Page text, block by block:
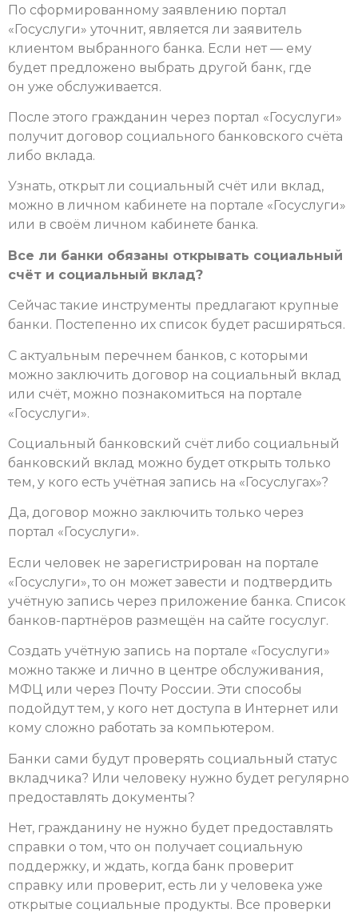
По сформированному заявлению портал
«Госуслуги» уточнит, является ли заявитель
клиентом выбранного банка. Если нет — ему
будет предложено выб­рать другой банк, где
он уже обслуживается.
После этого гражданин через портал «Госуслуги»
получит договор социального банковского счёта
либо вклада.
Узнать, открыт ли социальный счёт или вклад,
можно в личном кабинете на портале «Госуслуги»
или в своём личном кабинете банка.
Все ли банки обязаны открывать социальный
счёт и социальный вклад?
Сейчас такие инструменты предлагают крупные
банки. Постепенно их список будет расширяться.
С актуальным перечнем банков, с которыми
можно заключить договор на социальный вклад
или счёт, можно познакомиться на портале
«Госуcлуги».
Социальный банковский счёт либо социальный
банковский вклад можно будет открыть только
тем, у кого есть учётная запись на «Госуслугах»?
Да, договор можно заключить только через
портал «Госуслуги».
Если человек не зарегистрирован на портале
«Госуслуги», то он может завести и подтвердить
учётную запись через приложение банка. Список
банков-партнёров размещён на сайте госуслуг.
Создать учётную запись на портале «Госуслуги»
можно также и лично в центре обслуживания,
МФЦ или через Почту России. Эти способы
подойдут тем, у кого нет доступа в Интернет или
кому сложно работать за компьютером.
Банки сами будут проверять социальный статус
вкладчика? Или человеку нужно будет регулярно
предоставлять документы?
Нет, гражданину не нужно будет предоставлять
справки о том, что он получает социальную
поддержку, и ждать, когда банк проверит
справку или проверит, есть ли у человека уже
открытые социальные продукты. Все проверки